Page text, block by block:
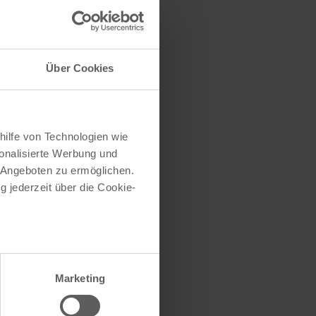
Über Cookies
von Technologien wie
Werbung und
zu ermöglichen.
jederzeit über die Cookie-
sein können
Präferenzen imAbschnitt
Marketing
herausfinden
(oder einen Teil